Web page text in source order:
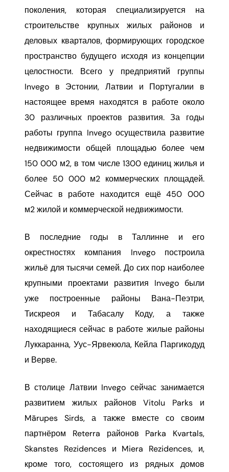
поколения, которая специализируется на
строительстве крупных жилых районов и
деловых кварталов, формирующих городское
пространство будущего исходя из концепции
целостности. Всего у предприятий группы
Invego в Эстонии, Латвии и Португалии в
настоящее время находятся в работе около
30 различных проектов развития. За годы
работы группа Invego осуществила развитие
недвижимости общей площадью более чем
150 000 м2, в том числе 1300 единиц жилья и
более 50 000 м2 коммерческих площадей.
Сейчас в работе находится ещё 450 000
м2 жилой и коммерческой недвижимости.
В последние годы в Таллинне и его
окрестностях компания Invego построила
жильё для тысячи семей. До сих пор наиболее
крупными проектами развития Invego были
уже построенные районы Вана-Пеэтри,
Тискреоя и Табасалу Коду, а также
находящиеся сейчас в работе жилые районы
Луккаранна, Уус-Ярвекюла, Кейла Паргикодуд
и Верве.
В столице Латвии Invego сейчас занимается
развитием жилых районов Vitolu Parks и
Mārupes Sirds, а также вместе со своим
партнёром Reterra районов Parka Kvartals,
Skanstes Rezidences и Miera Rezidences, и,
кроме того, состоящего из рядных домов